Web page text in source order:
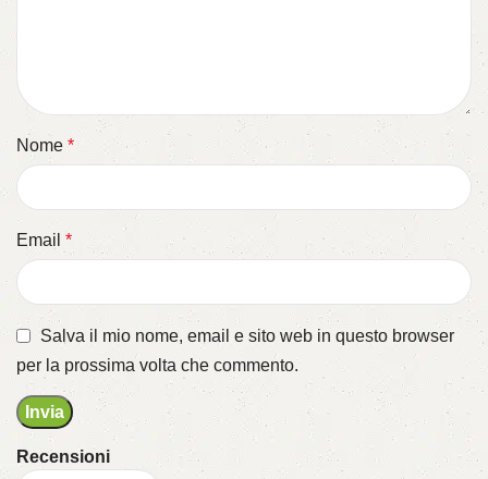
Recensioni
Nome*
Email *
Salva il mio nome, email e sito web in questo browser
per la prossima volta che commento.